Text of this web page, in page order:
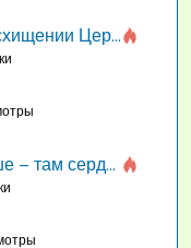
1553 – Помышление о восхищении Церкви на бракосочетании, во всякое время
1552 – Где сокровище наше – там сердце, там помышления